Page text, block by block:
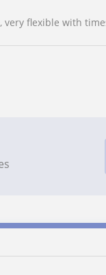
very flexible with